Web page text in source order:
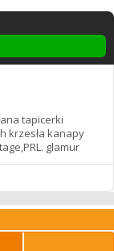
tapicerki
kanapy
sofy fotele .renowacja mebli vintage,PRL. glamur